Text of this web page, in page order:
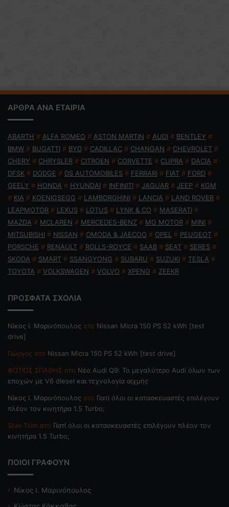
ΑΡΘΡΑ ΑΝΑ ΕΤΑΙΡΙΑ
ABARTH # ALFA ROMEO # ASTON MARTIN # AUDI # BENTLEY #
BMW # BUGATTI # BYD # CADILLAC # CHANGAN # CHEVROLET #
CHERY # CHRYSLER # CITROEN # CORVETTE # CUPRA # DACIA #
DFSK # DODGE # DS AUTOMOBILES # FERRARI # FIAT # FORD #
GEELY # HONDA # HYUNDAI # INFINITI # JAGUAR # JEEP # KGM
# KIA # KOENIGSEGG # LAMBORGHINI # LANCIA # LAND ROVER #
LEAPMOTOR # LEXUS # LOTUS # LYNK & CO # MASERATI #
MAZDA # MCLAREN # MERCEDES-BENZ # MG MOTOR # MINI #
MITSUBISHI # NISSAN # OMODA & JAECOO # OPEL # PEUGEOT #
PORSCHE # RENAULT # ROLLS-ROYCE # SAAB # SEAT # SERES #
SKODA # SMART # SSANGYONG # SUBARU # SUZUKI # TESLA #
TOYOTA # VOLKSWAGEN # VOLVO # XPENG # ZEEKR
ΠΡΟΣΦΑΤΑ ΣΧΟΛΙΑ
Nίκος Ι. Mαρινόπουλος στο Nissan Micra 150 PS 52 kWh [test
drive]
Γιώργος στο Nissan Micra 150 PS 52 kWh [test drive]
ΦΩΤΙΟΣ ΣΠΑΘΗΣ στο Νέο Audi Q9: Το μεγαλύτερο Audi όλων των
εποχών με V6 diesel και τεχνολογία αιχμής
Nίκος Ι. Mαρινόπουλος στο Γιατί όλοι οι κατασκευαστές επιλέγουν
πλέον τον κινητήρα 1.5 Turbo;
Stav Tsim στο Γιατί όλοι οι κατασκευαστές επιλέγουν πλέον τον
κινητήρα 1.5 Turbo;
ΠΟΙΟΙ ΓΡΑΦΟΥΝ
Νίκος Ι. Μαρινόπουλος